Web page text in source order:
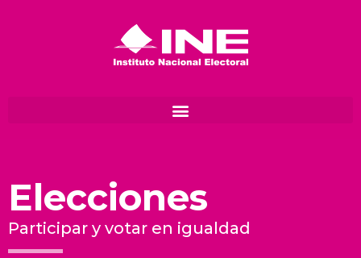
Elecciones
Participar y votar en igualdad